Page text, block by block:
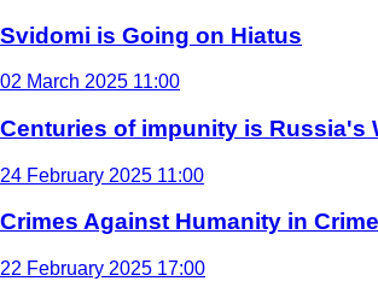
Svidomi is Going on Hiatus
02 March 2025 11:00
Centuries of impunity is Russia's
24 February 2025 11:00
Crimes Against Humanity in
22 February 2025 17:00